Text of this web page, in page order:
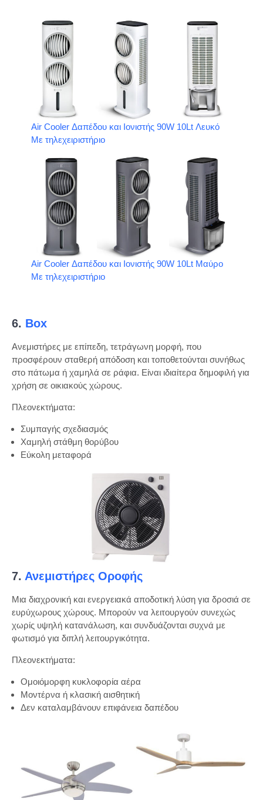
Air Cooler Δαπέδου και Ιονιστής 90W 10Lt Λευκό
Με τηλεχειριστήριο
Air Cooler Δαπέδου και Ιονιστής 90W 10Lt Μαύρο
Με τηλεχειριστήριο
6. Box
Ανεμιστήρες με επίπεδη, τετράγωνη μορφή, που
προσφέρουν σταθερή απόδοση και τοποθετούνται συνήθως
στο πάτωμα ή χαμηλά σε ράφια. Είναι ιδιαίτερα δημοφιλή για
χρήση σε οικιακούς χώρους.
Πλεονεκτήματα:
Συμπαγής σχεδιασμός
Χαμηλή στάθμη θορύβου
Εύκολη μεταφορά
7. Ανεμιστήρες Οροφής
Μια διαχρονική και ενεργειακά αποδοτική λύση για δροσιά σε
ευρύχωρους χώρους. Μπορούν να λειτουργούν συνεχώς
χωρίς υψηλή κατανάλωση, και συνδυάζονται συχνά με
φωτισμό για διπλή λειτουργικότητα.
Πλεονεκτήματα:
Ομοιόμορφη κυκλοφορία αέρα
Μοντέρνα ή κλασική αισθητική
Δεν καταλαμβάνουν επιφάνεια δαπέδου